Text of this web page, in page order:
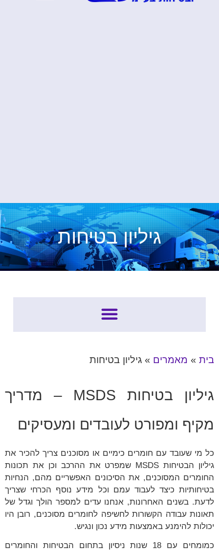
גיליון בטיחות
בית » מאמרים » גיליון בטיחות
גיליון בטיחות MSDS – מדריך
מקיף ומפורט לעובדים ומעסיקים
כל מי שעובד עם חומרים כימיים או מסוכנים צריך להכיר את
גיליון הבטיחות MSDS שמפרט את ההרכב וכן את תכונות
החומרים המסוכנים, את הסיכונים האפשריים מהם, הנחיות
בטיחותיות כיצד לעבוד עמם וכל מידע נוסף הכרחי שצריך
לדעת. בשנים האחרונות, אנחנו עדים למספר הולך וגדל של
תאונות עבודה הקשורות לחשיפה לחומרים מסוכנים, רובן היו
יכולות להימנע באמצעות מידע נכון ונגיש.
כמומחים עם 18 שנות ניסיון בתחום הבטיחות והחומרים